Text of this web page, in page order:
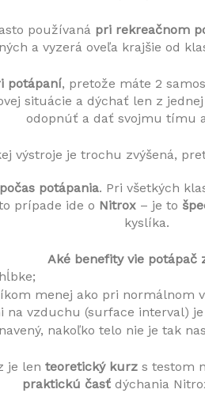
používaná pri rekreačnom
a vyzerá oveľa krajšie od
potápaní, pretože máte 2
situácie a dýchať len z
odopnúť a dať svojmu tímu
výstroje je trochu zvýšená,
potápania. Pri všetkých
prípade ide o Nitrox – je to
kyslíka.
Aké benefity vie potápač
menej ako pri normálnom
vzduchu (surface interval) je
nakoľko telo nie je tak
je len teoretický kurz
praktickú časť dýchania